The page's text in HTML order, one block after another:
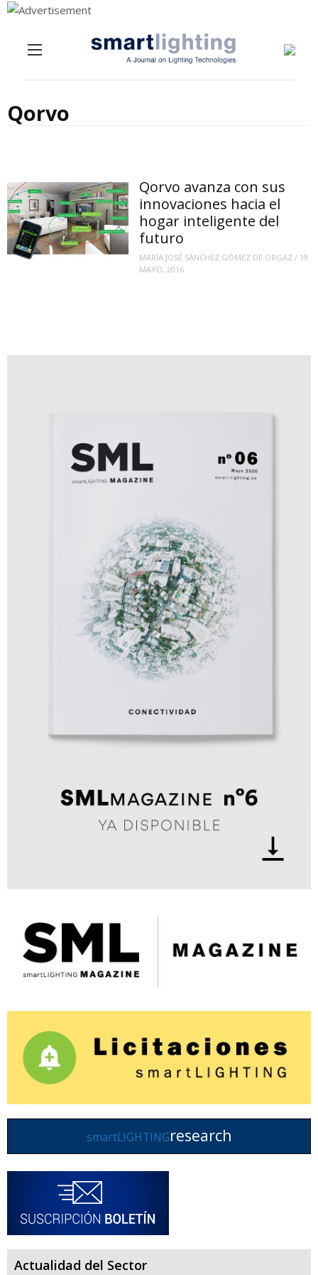
Qorvo
Qorvo avanza con sus
innovaciones hacia el
hogar inteligente del
futuro
MARÍA JOSÉ SÁNCHEZ GÓMEZ DE ORGAZ / 19
MAYO, 2016
smartLIGHTINGresearch
Actualidad del Sector